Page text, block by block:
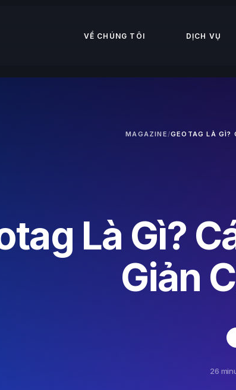
VỀ CHÚNG TÔI DỊCH VỤ
MAGAZINE/GEOTAG LÀ GÌ?
Là Gì?
Giản
26